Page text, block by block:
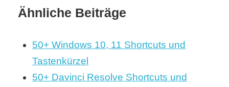
Ähnliche Beiträge
50+ Windows 10, 11 Shortcuts und
Tastenkürzel
50+ Davinci Resolve Shortcuts und